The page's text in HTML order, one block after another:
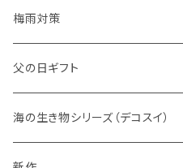
梅雨対策
父の日ギフト
海の生き物シリーズ（デコスイ）